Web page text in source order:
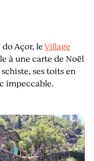
do Açor, leVillage
à une carte de Noël
ses toits en
impeccable.